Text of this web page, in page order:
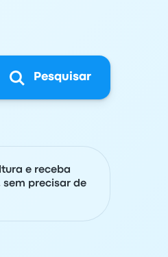
Pesquisar
e receba
sem precisar de